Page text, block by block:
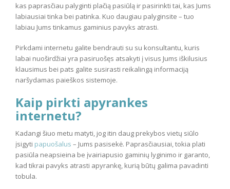
kas paprasčiau palyginti plačią pasiūlą ir pasirinkti tai, kas Jums
labiausiai tinka bei patinka. Kuo daugiau palyginsite – tuo
labiau Jums tinkamus gaminius pavyks atrasti.
Pirkdami internetu galite bendrauti su su konsultantu, kuris
labai nuoširdžiai yra pasiruošęs atsakyti į visus Jums iškilusius
klausimus bei pats galite susirasti reikalingą informaciją
naršydamas paieškos sistemoje.
Kaip pirkti apyrankes
internetu?
Kadangi šiuo metu matyti, jog itin daug prekybos vietų siūlo
įsigyti papuošalus – Jums pasisekė. Paprasčiausiai, tokia plati
pasiūla neapsieina be įvairiapusio gaminių lyginimo ir garanto,
kad tikrai pavyks atrasti apyrankę, kurią būtų galima pavadinti
tobula.